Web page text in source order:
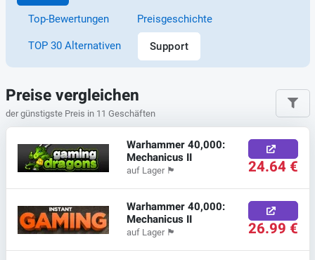
Top-Bewertungen Preisgeschichte
TOP 30 Alternativen Support
Preise vergleichen
der günstigste Preis in 11 Geschäften
Warhammer 40,000:
Mechanicus II
auf Lager 🏴 24.64 €
Warhammer 40,000:
Mechanicus II
auf Lager 🏴 26.99 €